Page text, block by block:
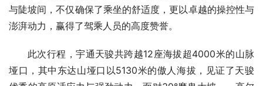
与陡坡间，不仅确保了乘坐的舒适度，更以卓越的操控性与
澎湃动力，赢得了驾乘人员的高度赞誉。
此次行程，宇通天骏共跨越12座海拔超4000米的山脉
垭口，其中东达山垭口以5130米的傲人海拔，见证了天骏